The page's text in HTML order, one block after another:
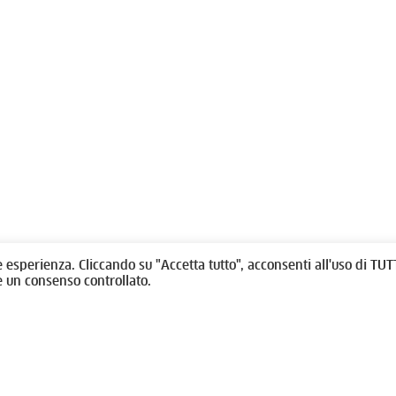
Cliccando su "Accetta tutto", acconsenti all'uso di
consenso controllato.